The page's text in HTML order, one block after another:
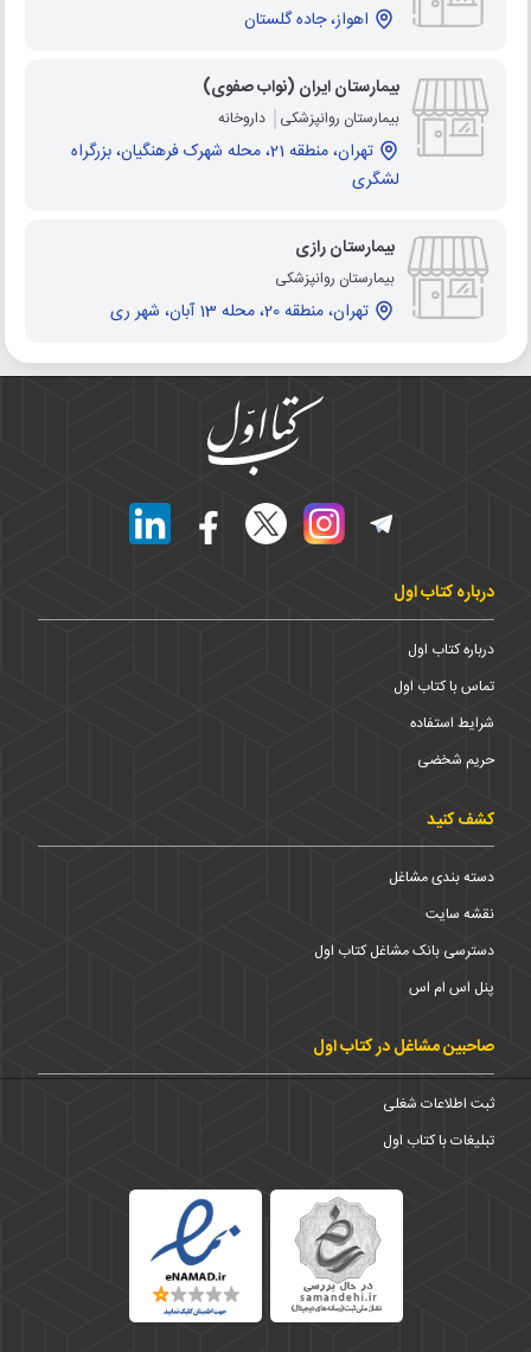
اهواز، جاده گلستان
بیمارستان ایران (نواب صفوی)
بیمارستان روانپزشکی داروخانه
تهران، منطقه 21، محله شهرک فرهنگیان، بزرگراه
لشگری
بیمارستان رازی
بیمارستان روانپزشکی
تهران، منطقه 20، محله 13 آبان، شهر ری
درباره کتاب اول
درباره کتاب اول
تماس با کتاب اول
شرایط استفاده
حریم شخضی
کشف کنید
دسته بندی مشاغل
نقشه سایت
دسترسی بانک مشاغل کتاب اول
پنل اس ام اس
صاحبین مشاغل در کتاب اول
ثبت اطلاعات شغلی
تبلیغات با کتاب اول